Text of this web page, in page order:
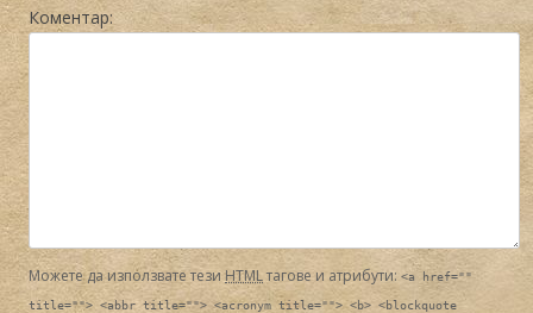
Коментар:
Можете да използвате тези HTMLтагове и атрибути: <a href=""
title=""> <abbr title=""> <acronym title=""> <b> <blockquote